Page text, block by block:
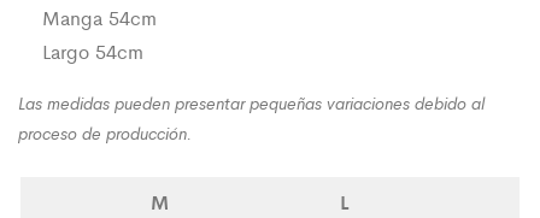
Manga 54cm
Largo 54cm
Las medidas pueden presentar pequeñas variaciones debido al
proceso de producción.
M
L